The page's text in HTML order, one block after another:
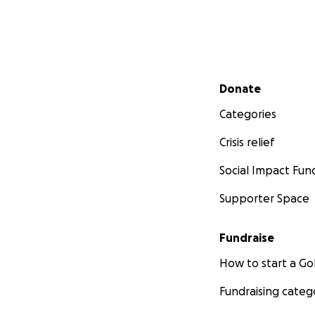
Secondary menu
Donate
Categories
Crisis relief
Social Impact
Supporter Space
Fundraise
How to start a
Fundraising